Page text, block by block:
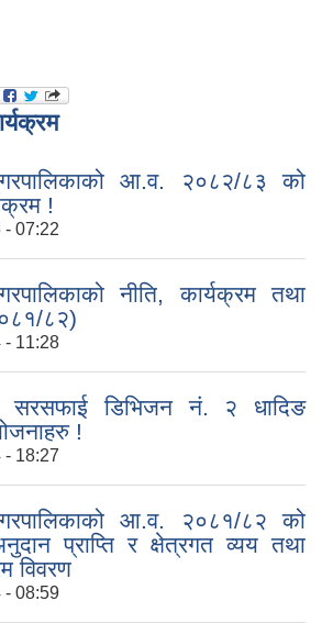
आ.व. २०८२/८३ को
!
- 07:22
नीति, कार्यक्रम तथा
८२)
- 11:28
सरसफाई डिभिजन नं. २ धादिङ
!
- 18:27
आ.व. २०८१/८२ को
प्राप्ति र क्षेत्रगत व्यय तथा
विवरण
- 08:59